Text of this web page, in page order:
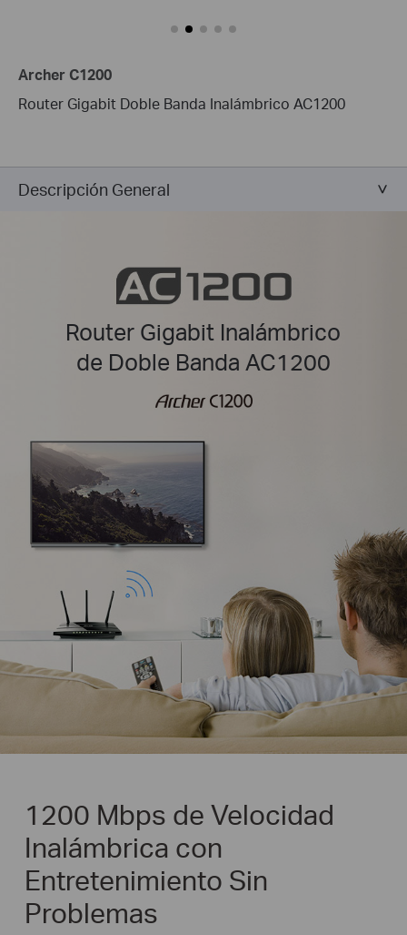
Archer C1200
Router Gigabit Doble Banda Inalámbrico AC1200
Descripción General
Router Gigabit Inalámbrico
de Doble Banda AC1200
1200 Mbps de Velocidad
Inalámbrica con
Entretenimiento Sin
Problemas